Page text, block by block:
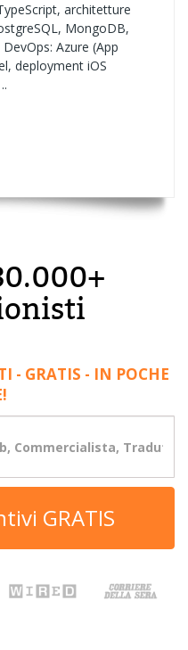
architetture
MongoDB,
Azure (App
deployment iOS
- GRATIS - IN POCHE
GRATIS